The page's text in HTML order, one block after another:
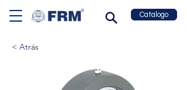
Catalogo
< Atrás